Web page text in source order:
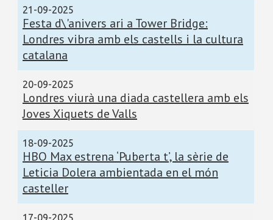
21-09-2025
Festa d\'anivers ari a Tower Bridge:
Londres vibra amb els castells i la cultura
catalana
20-09-2025
Londres viurà una diada castellera amb els
Joves Xiquets de Valls
18-09-2025
HBO Max estrena ‘Puberta t’, la sèrie de
Leticia Dolera ambientada en el món
casteller
17-09-2025